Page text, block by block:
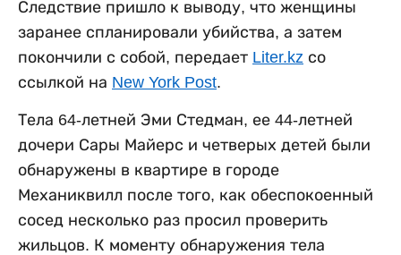
Следствие пришло к выводу, что женщины
заранее спланировали убийства, а затем
покончили с собой, передает Liter.kz со
ссылкой на New York Post.
Тела 64-летней Эми Стедман, ее 44-летней
дочери Сары Майерс и четверых детей были
обнаружены в квартире в городе
Механиквилл после того, как обеспокоенный
сосед несколько раз просил проверить
жильцов. К моменту обнаружения тела